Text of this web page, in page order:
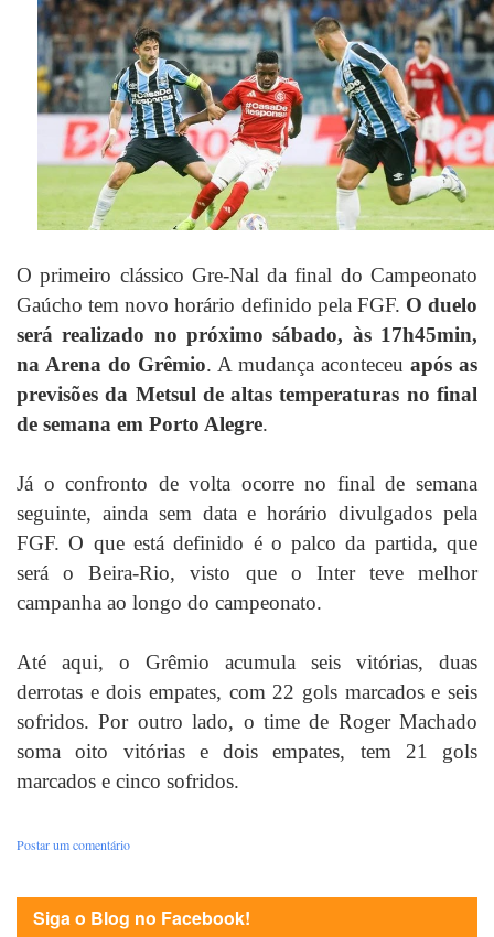
O primeiro clássico Gre-Nal da final do Campeonato
Gaúcho tem novo horário definido pela FGF. O duelo
será realizado no próximo sábado, às 17h45min,
na Arena do Grêmio. A mudança aconteceu após as
previsões da Metsul de altas temperaturas no final
de semana em Porto Alegre.
Já o confronto de volta ocorre no final de semana
seguinte, ainda sem data e horário divulgados pela
FGF. O que está definido é o palco da partida, que
será o Beira-Rio, visto que o Inter teve melhor
campanha ao longo do campeonato.
Até aqui, o Grêmio acumula seis vitórias, duas
derrotas e dois empates, com 22 gols marcados e seis
sofridos. Por outro lado, o time de Roger Machado
soma oito vitórias e dois empates, tem 21 gols
marcados e cinco sofridos.
Postar um comentário
Siga o Blog no Facebook!